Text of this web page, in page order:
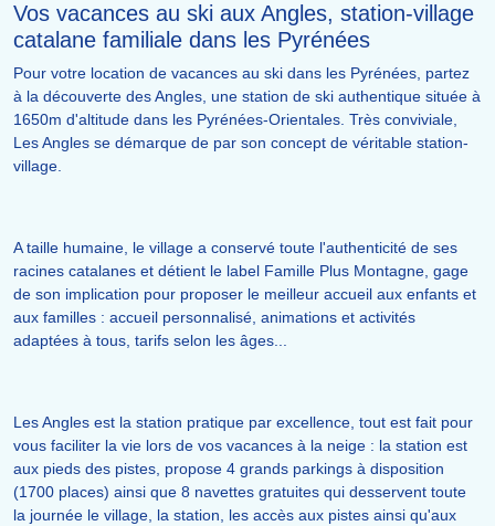
Vos vacances au ski aux Angles, station-village
catalane familiale dans les Pyrénées
Pour votre location de vacances au ski dans les Pyrénées, partez
à la découverte des Angles, une station de ski authentique située à
1650m d'altitude dans les Pyrénées-Orientales. Très conviviale,
Les Angles se démarque de par son concept de véritable station-
village.
A taille humaine, le village a conservé toute l'authenticité de ses
racines catalanes et détient le label Famille Plus Montagne, gage
de son implication pour proposer le meilleur accueil aux enfants et
aux familles : accueil personnalisé, animations et activités
adaptées à tous, tarifs selon les âges...
Les Angles est la station pratique par excellence, tout est fait pour
vous faciliter la vie lors de vos vacances à la neige : la station est
aux pieds des pistes, propose 4 grands parkings à disposition
(1700 places) ainsi que 8 navettes gratuites qui desservent toute
la journée le village, la station, les accès aux pistes ainsi qu'aux